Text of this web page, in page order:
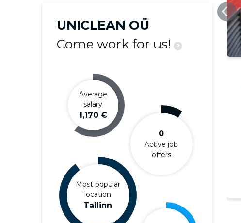
UNICLEAN OÜ
Come work for us!
?
Average
salary
1,170 €
0
Active job
offers
Most popular
location
Tallinn